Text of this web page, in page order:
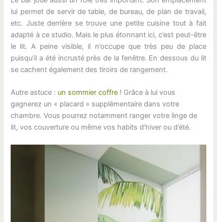
lui permet de servir de table, de bureau, de plan de travail,
etc. Juste derrière se trouve une petite cuisine tout à fait
adapté à ce studio. Mais le plus étonnant ici, c’est peut-être
le lit. A peine visible, il n’occupe que très peu de place
puisqu’il a été incrusté près de la fenêtre. En dessous du lit
se cachent également des tiroirs de rangement.
Autre astuce : un sommier coffre ! Grâce à lui vous
gagnerez un « placard » supplémentaire dans votre
chambre. Vous pourrez notamment ranger votre linge de
lit, vos couverture ou même vos habits d’hiver ou d’été.